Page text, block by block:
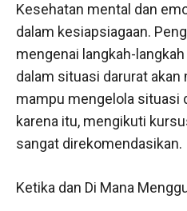
Kesehatan mental dan
dalam kesiapsiagaan.
mengenai langkah-
dalam situasi darurat akan
mampu mengelola situasi
karena itu, mengikuti
sangat direkomendasikan.
Ketika dan Di Mana